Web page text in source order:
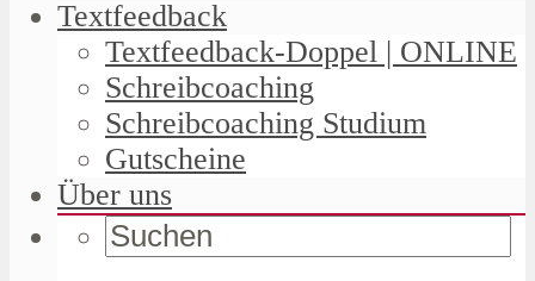
Textfeedback
Textfeedback-Doppel | ONLINE
Schreibcoaching
Schreibcoaching Studium
Gutscheine
Über uns